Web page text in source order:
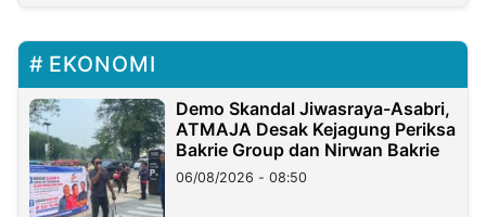
EKONOMI
Demo Skandal Jiwasraya-Asabri,
ATMAJA Desak Kejagung Periksa
Bakrie Group dan Nirwan Bakrie
06/08/2026 - 08:50